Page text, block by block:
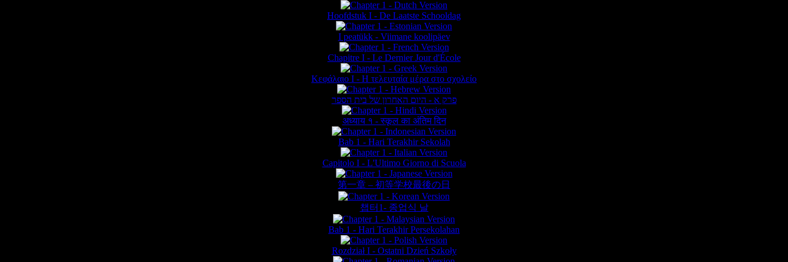
Hoofdstuk I - De Laatste Schooldag
I peatükk - Viimane koolipäev
Chapitre I - Le Dernier Jour d'École
Κεφάλαιο Ι - Η τελευταία μέρα στο σχολείο
פרק א - היום האחרון של בית הספר
अध्याय १ - स्कूल का अंतिम दिन
Bab 1 - Hari Terakhir Sekolah
Capitolo I - L'Ultimo Giorno di Scuola
第一章 – 初等学校最後の日
챕터1- 종업식 날
Bab 1 - Hari Terakhir Persekolahan
Rozdział I - Ostatni Dzień Szkoły